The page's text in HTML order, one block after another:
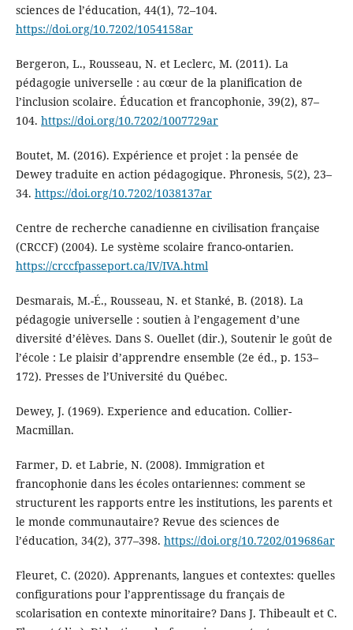
sciences de l’éducation, 44(1), 72–104.
https://doi.org/10.7202/1054158ar
Bergeron, L., Rousseau, N. et Leclerc, M. (2011). La
pédagogie universelle : au cœur de la planification de
l’inclusion scolaire. Éducation et francophonie, 39(2), 87–
104. https://doi.org/10.7202/1007729ar
Boutet, M. (2016). Expérience et projet : la pensée de
Dewey traduite en action pédagogique. Phronesis, 5(2), 23–
34. https://doi.org/10.7202/1038137ar
Centre de recherche canadienne en civilisation française
(CRCCF) (2004). Le système scolaire franco-ontarien.
https://crccfpasseport.ca/IV/IVA.html
Desmarais, M.-É., Rousseau, N. et Stanké, B. (2018). La
pédagogie universelle : soutien à l’engagement d’une
diversité d’élèves. Dans S. Ouellet (dir.), Soutenir le goût de
l’école : Le plaisir d’apprendre ensemble (2e éd., p. 153–
172). Presses de l’Université du Québec.
Dewey, J. (1969). Experience and education. Collier-
Macmillan.
Farmer, D. et Labrie, N. (2008). Immigration et
francophonie dans les écoles ontariennes: comment se
structurent les rapports entre les institutions, les parents et
le monde communautaire? Revue des sciences de
l’éducation, 34(2), 377–398. https://doi.org/10.7202/019686ar
Fleuret, C. (2020). Apprenants, langues et contextes: quelles
configurations pour l’apprentissage du français de
scolarisation en contexte minoritaire? Dans J. Thibeault et C.